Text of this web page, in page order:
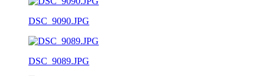
DSC_9090.JPG
DSC_9089.JPG